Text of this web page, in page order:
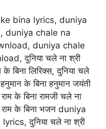
bina lyrics, duniya
duniya chale na
duniya chale
दुनिया चले ना श्री
के बिना लिरिक्स, दुनिया चले
के बिना हनुमान जयंती
के बिना रामजी चले ना
राम के बिना भजन duniya
दुनिया चले ना श्री